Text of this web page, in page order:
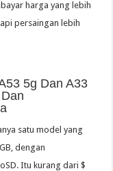
harga yang lebih
persaingan lebih
5g Dan A33
satu model yang
dengan
Itu kurang dari $